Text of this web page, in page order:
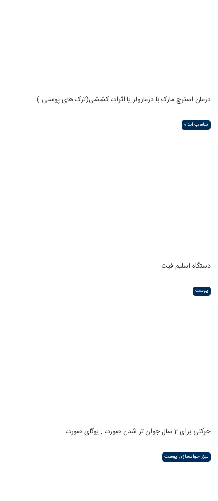
درمان استرچ مارک با درمارولر یا اثرات کششی(ترک های پوستی )
تناسب اندام
دستگاه اسلیم فیت
پوست
حرکتی برای 2 سال جوان تر شدن صورت , یوگای صورت
لیزر جوانسازی پوست